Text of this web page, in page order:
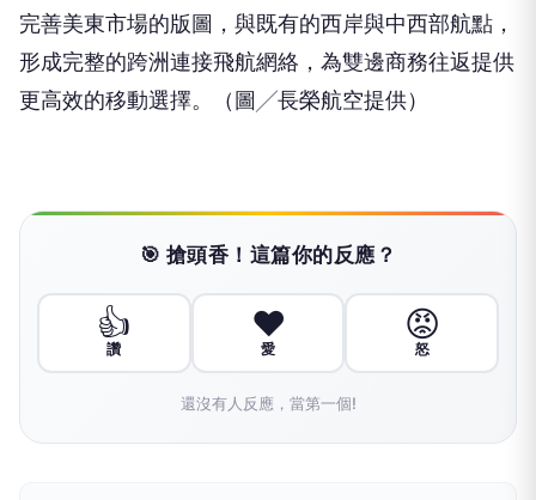
完善美東市場的版圖，與既有的西岸與中西部航點，
形成完整的跨洲連接飛航網絡，為雙邊商務往返提供
更高效的移動選擇。（圖╱長榮航空提供）
🎯 搶頭香！這篇你的反應？
👍
讚
❤️
愛
😡
怒
還沒有人反應，當第一個!